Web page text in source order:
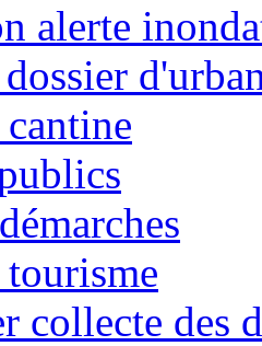
alerte
collecte des